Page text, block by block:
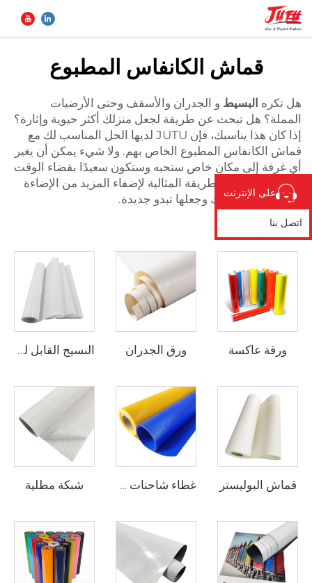
الصفحة الرئيسية
المنتجات
من نحن
تطبيق
الأخبار
اتصل بنا
بحث
على الإنترنت
اتصل بنا
قماش الكانفاس المطبوع
هل تكره البسيط و الجدران والأسقف وحتى الأرضيات
المملة؟ هل تبحث عن طريقة لجعل منزلك أكثر حيوية وإثارة؟
إذا كان هذا يناسبك، فإن JUTU لديها الحل المناسب لك مع
قماش الكانفاس المطبوع الخاص بهم. ولا شيء يمكن أن يغير
أي غرفة إلى مكان خاص ستحبه وستكون سعيدًا بقضاء الوقت
فيه مثل قماشنا. الطريقة المثالية لإضفاء المزيد من الإضاءة
على مساحة عيشك وجعلها تبدو جديدة.
ورقة عاكسة ورق الجدران النسيج القابل للطباعة
قماش البوليستر غطاء شاحنات ونسيج قابل للنفخ شبكة مطلية